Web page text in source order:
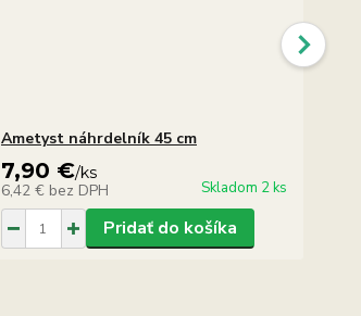
Ametyst náhrdelník 45 cm
7,90 €/ks
6,42 € bez DPH Skladom 2 ks
Pridať do košíka